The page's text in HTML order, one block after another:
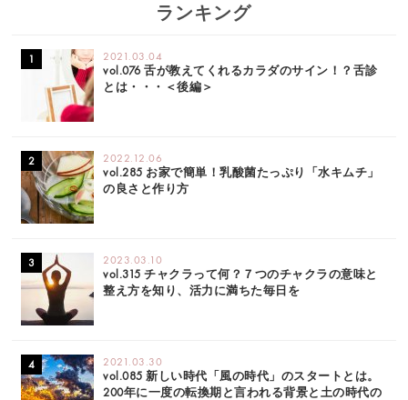
ランキング
2021.03.04
vol.076 舌が教えてくれるカラダのサイン！？舌診
とは・・・＜後編＞
2022.12.06
vol.285 お家で簡単！乳酸菌たっぷり「水キムチ」
の良さと作り方
2023.03.10
vol.315 チャクラって何？７つのチャクラの意味と
整え方を知り、活力に満ちた毎日を
2021.03.30
vol.085 新しい時代「風の時代」のスタートとは。
200年に一度の転換期と言われる背景と土の時代の